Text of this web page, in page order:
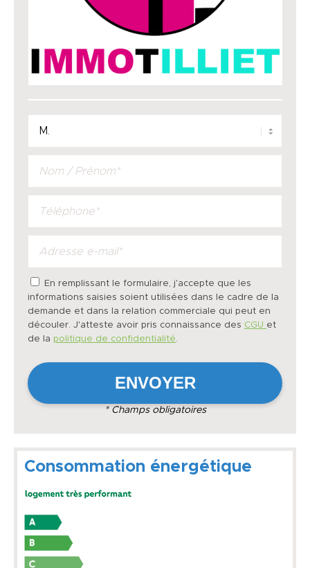
En remplissant le formulaire, j'accepte que les
informations saisies soient utilisées dans le cadre de la
demande et dans la relation commerciale qui peut en
découler. J'atteste avoir pris connaissance des CGU et
de la politique de confidentialité.
* Champs obligatoires
Consommation énergétique